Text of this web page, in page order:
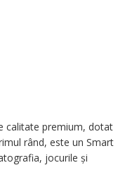
calitate premium, dotat
rând, este un Smart
jocurile şi